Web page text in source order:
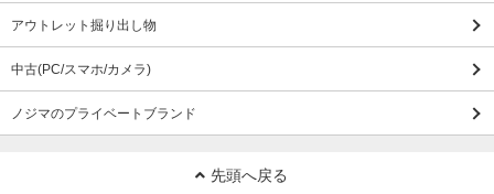
アウトレット掘り出し物
中古(PC/スマホ/カメラ)
ノジマのプライベートブランド
先頭へ戻る